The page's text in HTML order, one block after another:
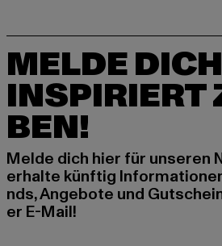
MELDE
INSPIRIERT
BEN!
Melde dich hier für unseren
erhalte künftig
nds, Angebote und
er E-Mail!